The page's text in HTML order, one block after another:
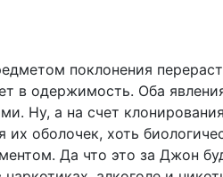
поклонения
в одержимость. Оба
Ну, а на счет
оболочек, хоть
Да что это за Джон